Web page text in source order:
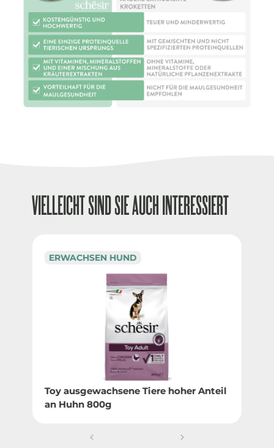
VIELLEICHT SIND SIE AUCH INTERESSIERT
ERWACHSEN HUND
Toy ausgewachsene Tiere hoher Anteil
an Huhn 800g